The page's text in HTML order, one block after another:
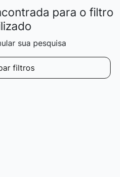
para o filtro
sua pesquisa
filtros